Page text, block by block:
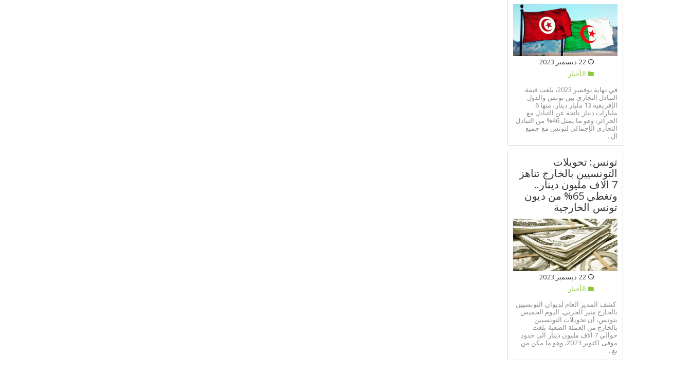
22 ديسمبر 2023
الأخبار
في نهاية نوفمبر 2023، بلغت قيمة
التبادل التجاري بين تونس والدول
الإفريقية 13 مليار دينار، منها 6
مليارات دينار ناتجة عن التبادل مع
الجزائر، وهو ما يمثل 46% من التبادل
التجاري الإجمالي لتونس مع جميع
ال...
تونس: تحويلات
التونسيين بالخارج تناهز
7 الاف مليون دينار..
وتغطي 65% من ديون
تونس الخارجية
الأخبار
كشف المدير العام لديوان التونسيين
بالخارج منير الخربي، اليوم الخميس
بتونس، أن تحويلات التونسيين
بالخارج من العملة الصعبة بلغت
حوالي 7 الاف مليون دينار الى حدود
موفى اكتوبر 2023، وهو ما مكن من
تغ...